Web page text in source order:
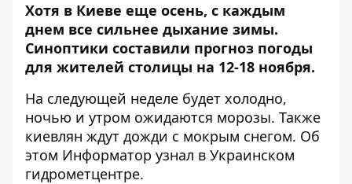
Хотя в Киеве еще осень, с каждым
днем все сильнее дыхание зимы.
Синоптики составили прогноз погоды
для жителей столицы на 12-18 ноября.
На следующей неделе будет холодно,
ночью и утром ожидаются морозы. Также
киевлян ждут дожди с мокрым снегом. Об
этом Информатор узнал в Украинском
гидрометцентре.